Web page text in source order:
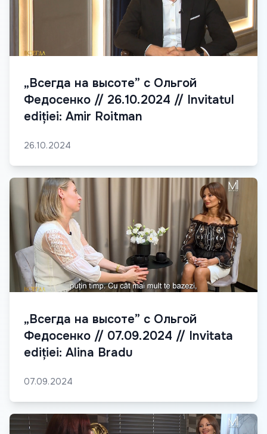
„Всегда на высоте” с Ольгой
Федосенко // 26.10.2024 // Invitatul
ediției: Amir Roitman
26.10.2024
„Всегда на высоте” с Ольгой
Федосенко // 07.09.2024 // Invitata
ediției: Alina Bradu
07.09.2024